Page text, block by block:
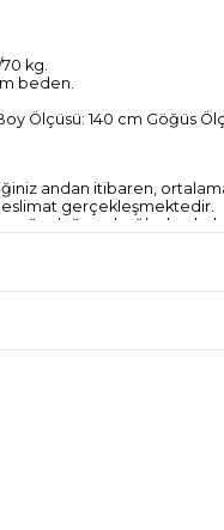
kg.
beden.
Ölçüsü: 140 cm Göğüs
andan itibaren,
gerçekleşmektedir.
yoğunluğuna bağlı olarak
kaybetmemiş ürünlerin
itibaren 14 gündür.
kredi kartı